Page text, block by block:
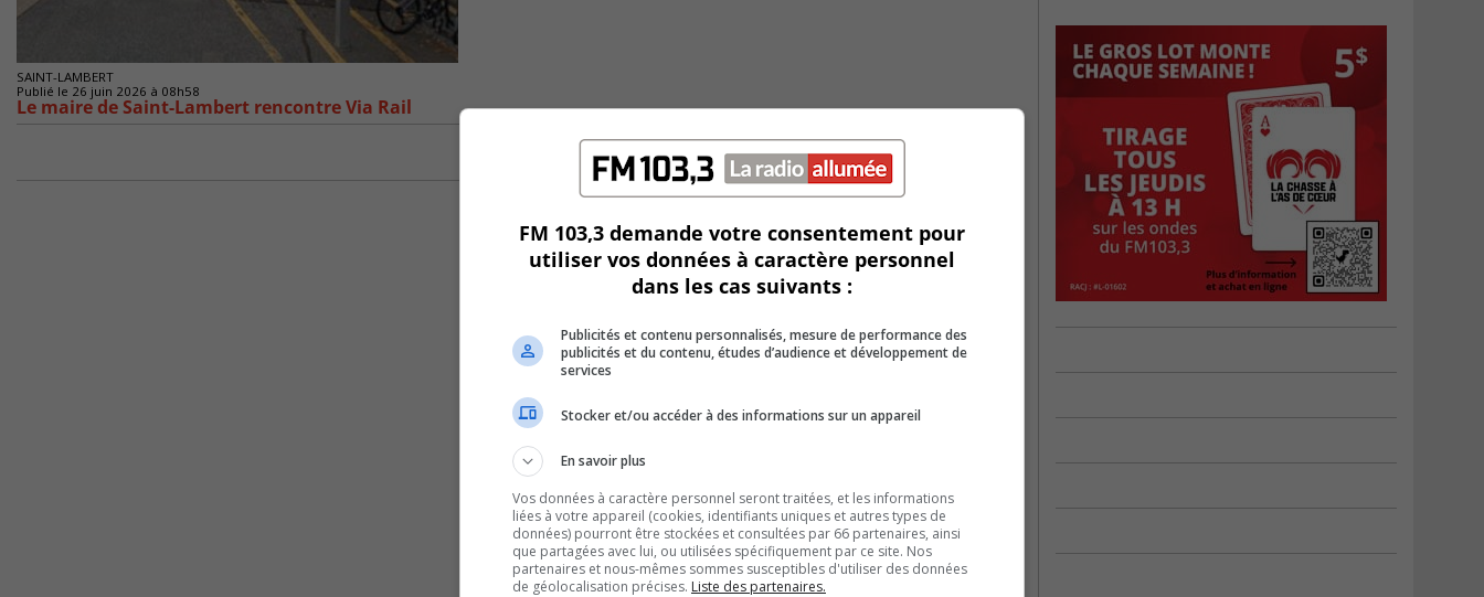
SAINT-LAMBERT
Publié le 26 juin 2026 à 08h58
Le maire de Saint-Lambert rencontre Via Rail
FM 103,3 demande votre consentement pour
utiliser vos données à caractère personnel
dans les cas suivants :
Publicités et contenu personnalisés, mesure de performance des
publicités et du contenu, études d’audience et développement de
services
Stocker et/ou accéder à des informations sur un appareil
En savoir plus
Vos données à caractère personnel seront traitées, et les informations
liées à votre appareil (cookies, identifiants uniques et autres types de
données) pourront être stockées et consultées par 66 partenaires, ainsi
que partagées avec lui, ou utilisées spécifiquement par ce site. Nos
partenaires et nous-mêmes sommes susceptibles d'utiliser des données
de géolocalisation précises. Liste des partenaires.